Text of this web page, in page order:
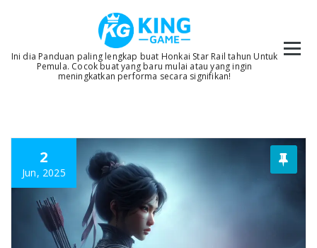
Ini dia Panduan paling lengkap buat Honkai Star Rail tahun Untuk
Pemula. Cocok buat yang baru mulai atau yang ingin
meningkatkan performa secara signifikan!
2
Jun, 2025